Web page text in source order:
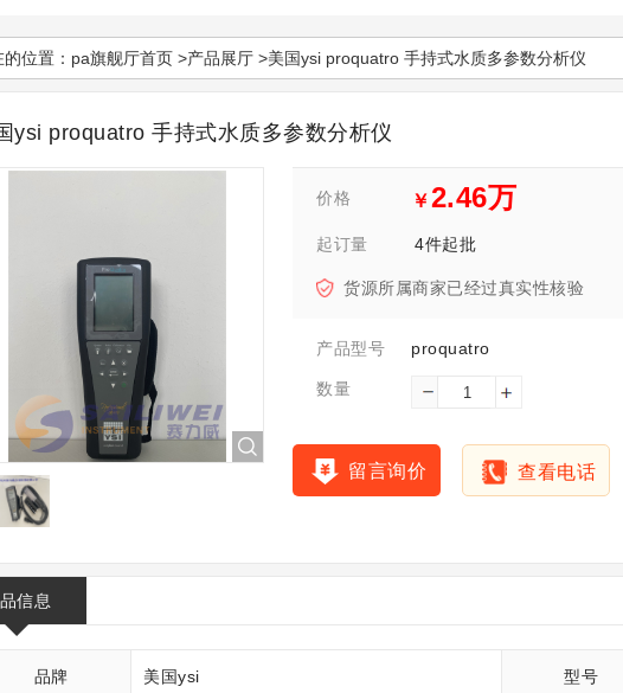
位置： pa旗舰厅首页 >产品展厅 >美国ysi proquatro 手持式水质多参数分析仪
ysi proquatro 手持式水质多参数分析仪
价格 ￥2.46万
起订量 4件起批
货源所属商家已经过真实性核验
产品型号 proquatro
数量
留言询价 查看电话
信息
品牌 美国ysi 型号